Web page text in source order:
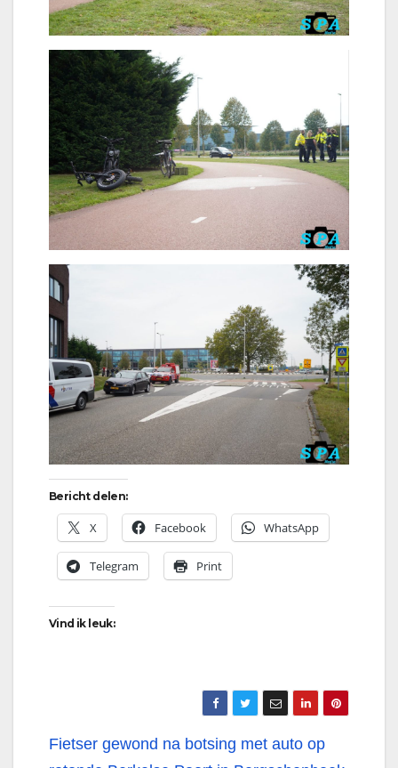
Bericht delen:
X Facebook WhatsApp
Telegram Print
Vind ik leuk:
Bericht
Fietser gewond na botsing met auto op